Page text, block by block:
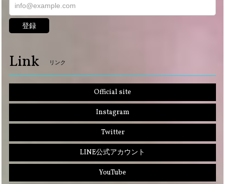
登録
Link リンク
Official site
Instagram
Twitter
LINE公式アカウント
YouTube